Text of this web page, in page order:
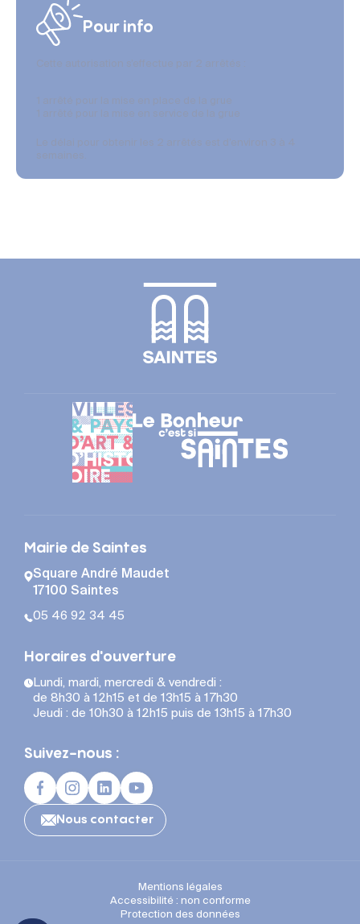
Pour info
Mairie de Saintes
Square André Maudet
17100 Saintes
05 46 92 34 45
Horaires d'ouverture
Lundi, mardi, mercredi & vendredi :
de 8h30 à 12h15 et de 13h15 à 17h30
Jeudi : de 10h30 à 12h15 puis de 13h15 à 17h30
Suivez-nous :
Nous contacter
Mentions légales
Accessibilité : non conforme
Protection des données